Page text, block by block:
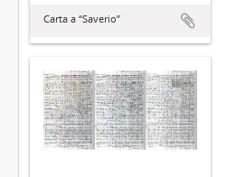
Carta a “Saverio”